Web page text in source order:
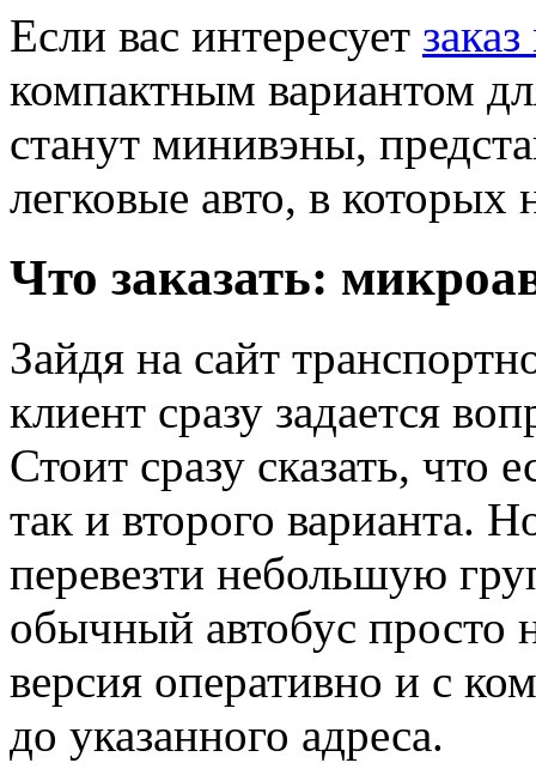
Если вас интересует
компактным вариантом
станут минивэны,
легковые авто, в которых
Что заказать:
Зайдя на сайт
клиент сразу задается
Стоит сразу сказать, что
так и второго варианта.
перевезти небольшую
обычный автобус просто
версия оперативно и с
до указанного адреса.